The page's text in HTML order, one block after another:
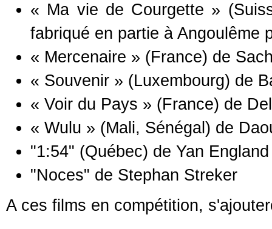
« Ma vie de Courgette »
fabriqué en partie à Angoulême
« Mercenaire » (France) de
« Souvenir » (Luxembourg) de
« Voir du Pays » (France) de
« Wulu » (Mali, Sénégal) de
"1:54" (Québec) de Yan England
"Noces" de Stephan Streker
A ces films en compétition,